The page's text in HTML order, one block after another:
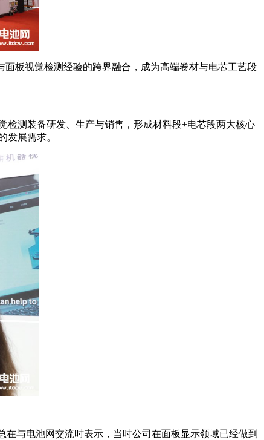
板视觉检测经验的跨界融合，成为高端卷材与电芯工艺段
检测装备研发、生产与销售，形成材料段+电芯段两大核心
发展需求。
在与电池网交流时表示，当时公司在面板显示领域已经做到